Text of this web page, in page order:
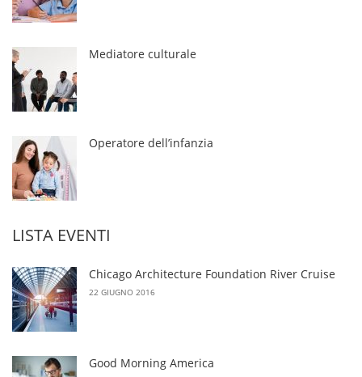
Mediatore culturale
Operatore dell’infanzia
LISTA EVENTI
Chicago Architecture Foundation River Cruise
22 GIUGNO 2016
Good Morning America